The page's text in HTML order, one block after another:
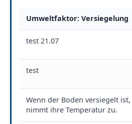
Umweltfaktor: Versiegelung
test 21.07
test
Wenn der Boden versiegelt
nimmt ihre Temperatur zu.